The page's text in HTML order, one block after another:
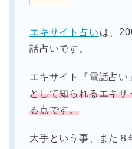
エキサイト占い は、
話占いです。
エキサイト『電話占い
として知られるエキ
る点です。
大手という事、また８